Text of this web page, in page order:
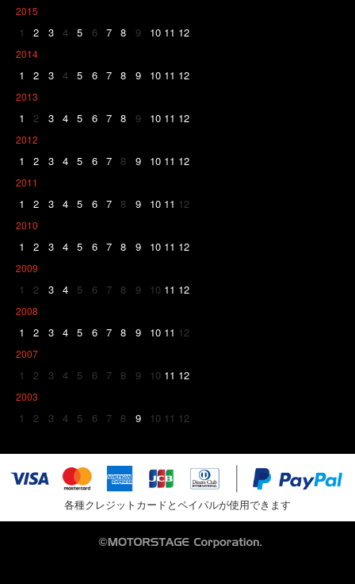
2015
1 2 3 4 5 6 7 8 9 10 11 12
2014
1 2 3 4 5 6 7 8 9 10 11 12
2013
1 2 3 4 5 6 7 8 9 10 11 12
2012
1 2 3 4 5 6 7 8 9 10 11 12
2011
1 2 3 4 5 6 7 8 9 10 11 12
2010
1 2 3 4 5 6 7 8 9 10 11 12
2009
1 2 3 4 5 6 7 8 9 10 11 12
2008
1 2 3 4 5 6 7 8 9 10 11 12
2007
1 2 3 4 5 6 7 8 9 10 11 12
2003
1 2 3 4 5 6 7 8 9 10 11 12
各種クレジットカードとペイパルが使用できます